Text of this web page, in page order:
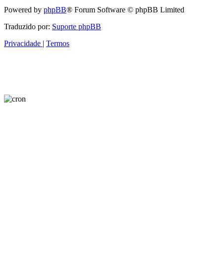
Powered by phpBB® Forum Software © phpBB Limited
Traduzido por: Suporte phpBB
Privacidade
Termos